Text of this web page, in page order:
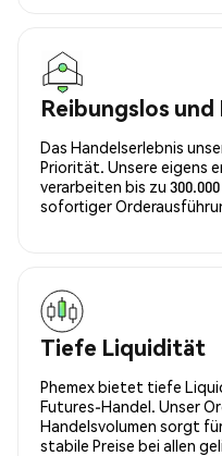
Reibungslos
Das Handelserlebnis
Priorität. Unsere eigens
verarbeiten bis zu
sofortiger
Tiefe Liquidität
Phemex bietet tiefe
Futures-Handel. Unser
Handelsvolumen sorgt
stabile Preise bei allen